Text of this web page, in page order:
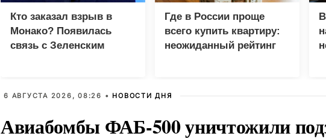
Кто заказал взрыв в
Монако? Появилась
связь с Зеленским
Где в России проще
всего купить квартиру:
неожиданный рейтинг
6 АВГУСТА 2026, 08:26 • НОВОСТИ ДНЯ
Авиабомбы ФАБ-500 уничтожили